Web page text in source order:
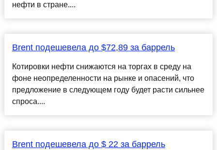
нефти в стране....
Brent подешевела до $72,89 за баррель
Котировки нефти снижаются на торгах в среду на
фоне неопределенности на рынке и опасений, что
предложение в следующем году будет расти сильнее
спроса....
Brent подешевела до $ 22 за баррель